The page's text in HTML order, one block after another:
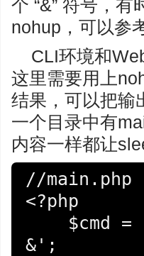
个 “&” 符号，
nohup，可以参
CLI环境和
这里需要用上
结果，可以把输
一个目录中有
内容一样都让
//main.php
<?php
&';